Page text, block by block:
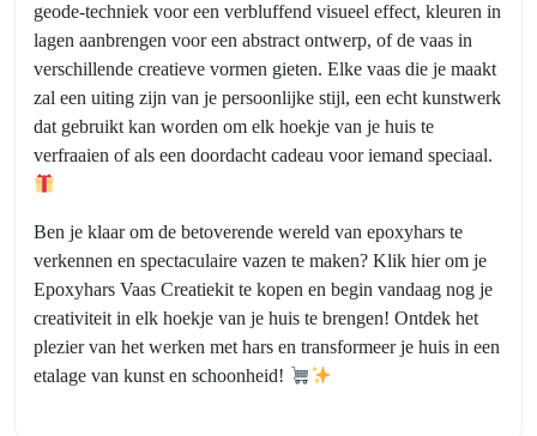
geode-techniek voor een verbluffend visueel effect, kleuren in
lagen aanbrengen voor een abstract ontwerp, of de vaas in
verschillende creatieve vormen gieten. Elke vaas die je maakt
zal een uiting zijn van je persoonlijke stijl, een echt kunstwerk
dat gebruikt kan worden om elk hoekje van je huis te
verfraaien of als een doordacht cadeau voor iemand speciaal.
Ben je klaar om de betoverende wereld van epoxyhars te
verkennen en spectaculaire vazen te maken? Klik hier om je
Epoxyhars Vaas Creatiekit te kopen en begin vandaag nog je
creativiteit in elk hoekje van je huis te brengen! Ontdek het
plezier van het werken met hars en transformeer je huis in een
etalage van kunst en schoonheid!